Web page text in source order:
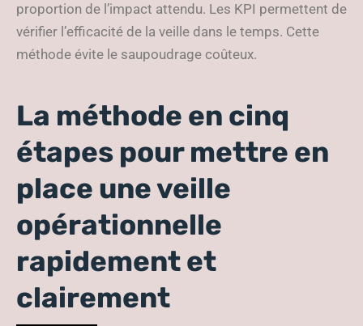
proportion de l’impact attendu. Les KPI permettent de
vérifier l’efficacité de la veille dans le temps. Cette
méthode évite le saupoudrage coûteux.
La méthode en cinq
étapes pour mettre en
place une veille
opérationnelle
rapidement et
clairement